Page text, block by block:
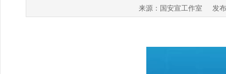
来源： 国安宣工作室 发布